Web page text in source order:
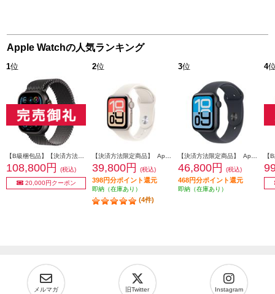
Apple Watchの人気ランキング
1位
108,800円
(税込)
20,000円クーポン
2位
39,800円 (税込)
398円分ポイント還元
即納（在庫あり）
(4件)
3位
46,800円 (税込)
468円分ポイント還元
即納（在庫あり）
4
メルマガ 旧Twitter Instagram